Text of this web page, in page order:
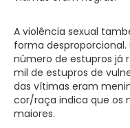
A violência sexual
forma desproporcional.
número de estupros já
mil de estupros de
das vítimas eram
cor/raça indica que os
maiores.